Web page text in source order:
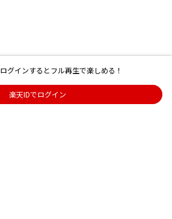
ログインするとフル再生で楽しめる！
楽天IDでログイン